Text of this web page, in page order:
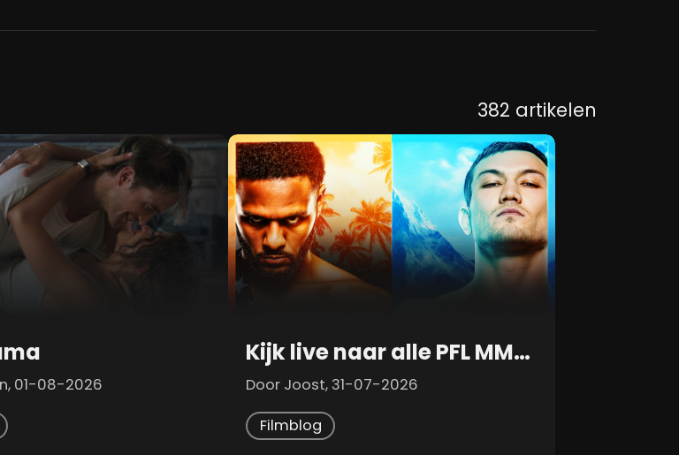
382 artikelen
01-08-2026
Kijk live naar alle PFL MMA Events
Door Joost, 31-07-2026
Filmblog